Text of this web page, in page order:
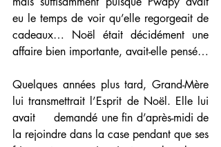
eu le temps de voir qu’elle regorgeait de
cadeaux… Noël était décidément une
affaire bien importante, avait-elle pensé…
Quelques années plus tard, Grand-Mère
lui transmettrait l’Esprit de Noël. Elle lui
avait     demandé une fin d’après-midi de
la rejoindre dans la case pendant que ses